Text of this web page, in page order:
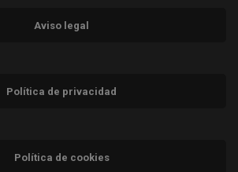
Aviso legal
Política de privacidad
Política de cookies